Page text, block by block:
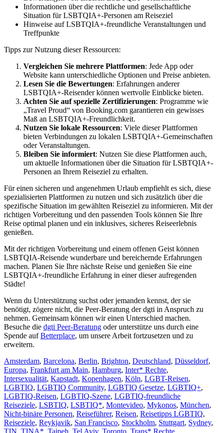
Informationen über die rechtliche und gesellschaftliche
Situation für LSBTQIA+-Personen am Reiseziel
Hinweise auf LSBTQIA+-freundliche Veranstaltungen und
Treffpunkte
Tipps zur Nutzung dieser Ressourcen:
Vergleichen Sie mehrere Plattformen: Jede App oder
Website kann unterschiedliche Optionen und Preise anbieten.
Lesen Sie die Bewertungen: Erfahrungen anderer
LSBTQIA+-Reisender können wertvolle Einblicke bieten.
Achten Sie auf spezielle Zertifizierungen: Programme wie
„Travel Proud“ von Booking.com garantieren ein gewisses
Maß an LSBTQIA+-Freundlichkeit.
Nutzen Sie lokale Ressourcen: Viele dieser Plattformen
bieten Verbindungen zu lokalen LSBTQIA+-Gemeinschaften
oder Veranstaltungen.
Bleiben Sie informiert: Nutzen Sie diese Plattformen auch,
um aktuelle Informationen über die Situation für LSBTQIA+-
Personen an Ihrem Reiseziel zu erhalten.
Für einen sicheren und angenehmen Urlaub empfiehlt es sich, diese
spezialisierten Plattformen zu nutzen und sich zusätzlich über die
spezifische Situation im gewählten Reiseziel zu informieren. Mit der
richtigen Vorbereitung und den passenden Tools können Sie Ihre
Reise optimal planen und ein inklusives, sicheres Reiseerlebnis
genießen.
Mit der richtigen Vorbereitung und einem offenen Geist können
LSBTQIA-Reisende wunderbare und bereichernde Erfahrungen
machen. Planen Sie Ihre nächste Reise und genießen Sie eine
LSBTQIA+-freundliche Erfahrung in einer dieser aufregenden
Städte!
Wenn du Unterstützung suchst oder jemanden kennst, der sie
benötigt, zögere nicht, die Peer-Beratung der dgti in Anspruch zu
nehmen. Gemeinsam können wir einen Unterschied machen.
Besuche die dgti Peer-Beratung oder unterstütze uns durch eine
Spende aufBetterplace, um unsere Arbeit fortzusetzen und zu
erweitern.
Amsterdam, Barcelona, Berlin, Brighton, Deutschland, Düsseldorf,
Europa, Frankfurt am Main, Hamburg, Inter* Rechte,
Intersexualität, Kapstadt, Kopenhagen, Köln, LGBT-Reisen,
LGBTIQ, LGBTIQ Community, LGBTIQ Gesetze, LGBTIQ+,
LGBTIQ-Reisen, LGBTIQ-Szene, LGBTIQ-freundliche
Reiseziele, LSBTIQ, LSBTIQ*, Montevideo, Mykonos, München,
Nicht-binäre Personen, Reiseführer, Reisen, Reisetipps LGBTIQ,
Reiseziele, Reykjavik, San Francisco, Stockholm, Stuttgart, Sydney,
TIN, TINA*, Taipeh, Tel Aviv, Toronto, Trans* Rechte,